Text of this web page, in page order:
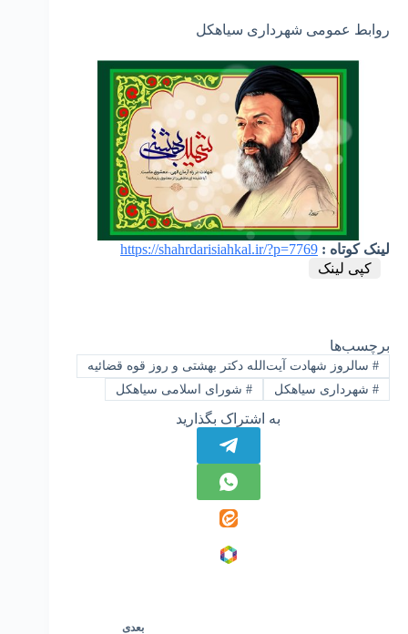
روابط عمومی شهرداری سیاهکل
لینک کوتاه : https://shahrdarisiahkal.ir/?p=7769
کپی لینک
برچسب‌ها
#سالروز شهادت آیت‌الله دکتر بهشتی و روز قوه قضائیه
#شهرداری سیاهکل #شورای اسلامی سیاهکل
به اشتراک بگذارید
بعدی